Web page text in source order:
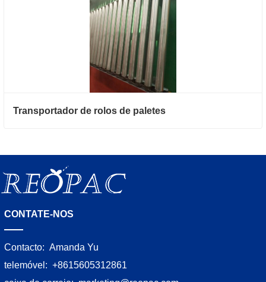
Transportador de rolos de paletes
CONTATE-NOS
Contacto: Amanda Yu
telemóvel: +8615605312861